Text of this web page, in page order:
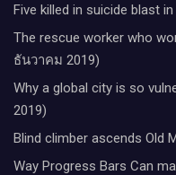
Five killed in suicide blast
The rescue worker who
ธันวาคม 2019)
Why a global city is so
2019)
Blind climber ascends Old
Way Progress Bars Can